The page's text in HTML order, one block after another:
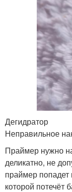
Дегидратор
Неправильное
Праймер нужно
деликатно, не
праймер попадет
которой потечёт